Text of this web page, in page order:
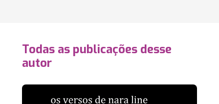
Todas as publicações desse
autor